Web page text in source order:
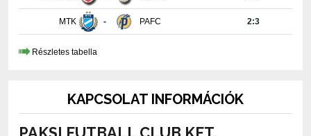
Részletes tabella
PAKSI FUTBALL CLUB KFT.
7030 Paks, Fehérvári út 29.